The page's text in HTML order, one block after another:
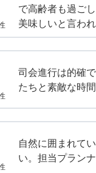
で高齢者も過ご
美味しいと言われ
司会進行は的確
たちと素敵な時
自然に囲まれて
い。担当プラン